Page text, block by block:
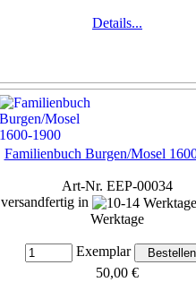
Details...
Familienbuch Burgen/Mosel
Art-Nr. EEP-00034
versandfertig in
Werktage
Exemplar
50,00 €